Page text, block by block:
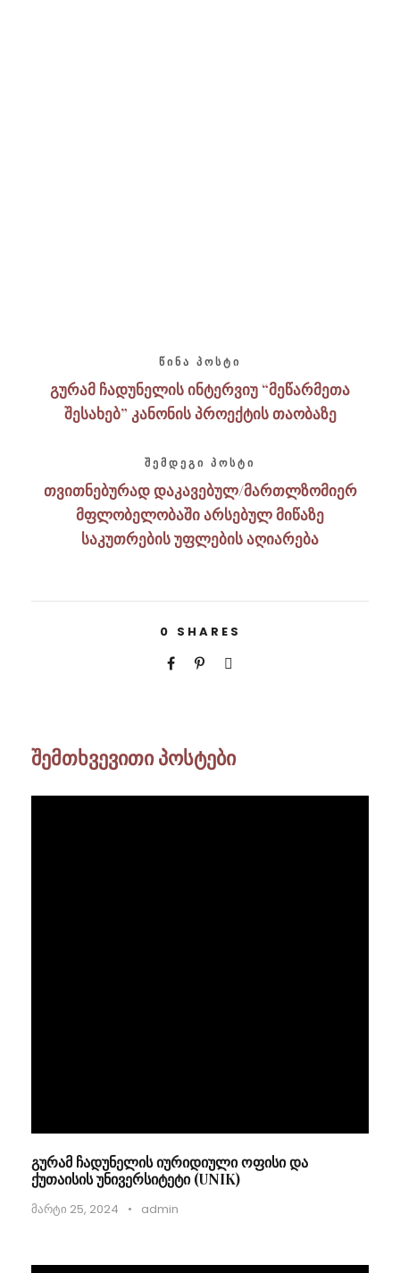
ᲬᲘᲜᲐ ᲞᲝᲡᲢᲘ
გურამ ჩადუნელის ინტერვიუ “მეწარმეთა
შესახებ” კანონის პროექტის თაობაზე
ᲨᲔᲛᲓᲔᲒᲘ ᲞᲝᲡᲢᲘ
თვითნებურად დაკავებულ/მართლზომიერ
მფლობელობაში არსებულ მიწაზე
საკუთრების უფლების აღიარება
0 SHARES
შემთხვევითი პოსტები
გურამ ჩადუნელის იურიდიული ოფისი და
ქუთაისის უნივერსიტეტი (UNIK)
მარტი 25, 2024 • admin